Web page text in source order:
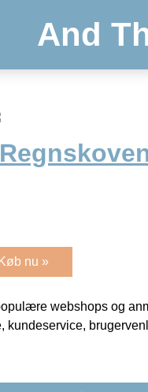
And
Køb nu »
webshops og
kundeservice,